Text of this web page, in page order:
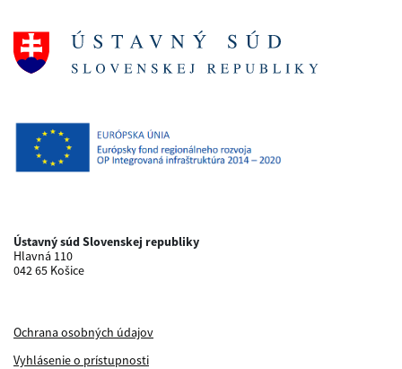
Ústavný súd Slovenskej republiky
Hlavná 110
042 65 Košice
Ochrana osobných údajov
Vyhlásenie o prístupnosti